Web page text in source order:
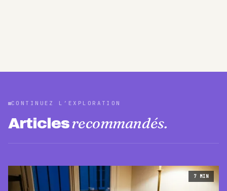
CONTINUEZ L’EXPLORATION
Articlesrecommandés.
7 MIN